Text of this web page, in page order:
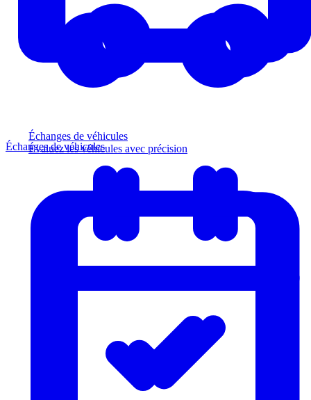
Échanges de véhicules
Évaluez les véhicules avec précision
Échanges de véhicules